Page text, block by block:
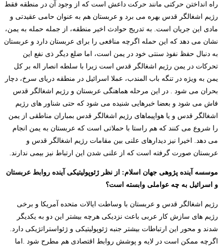
راه انداختن حرکتی مانند حرکت داعش است که از وجود آن در منطقه فقط
رژیم اشغالگر قدس بهره می برد و عربستان هم به عنوان حامی عقیدتی و
مادی این جریان است. به تدریج حوادث اخیر منطقه، از جمله حمله به یمن،
نشان می دهد که این حمله اگرچه منافعی را برای عربستان دارد و عربستان
به دنبال حفظ نفوذ سنتی خود در یمن است، اما ضلع دیگر ذی نفع این
تحرکات در یمن رژیم اشغالگر قدس است زیرا با سلطه انصار اله بر کل
یمن به ویژه در تنگه باب المندب، عملا اسرائیل در منطقه دریای سرخ، دچار
بحران می شود . در این مرحله هماهنگی عربستان و رژیم اشغالگر قدس
فاش می شود و بعضا خبرهایی شنیده می شود که حتی شناور های رژیم
اشغالگر قدس و یا هواپیماهای رژیم اشغالگر قدس بمباران مناطقی از یمن
را شروع می کنند که هم راستا با حملاتی است که عربستان به یمن انجام
می دهد. اخیرا نیز دیدارهای علنی بین مقامات رژیم اشغالگر قدس و
عربستان صورت گرفته است که از علنی شدن این ارتباط نیز بیمی ندارند.
موسسه آینده پژوهی جهان اسلام: از نظر ژئوپولیتیکی آینده روابط عربستان
و اسرائیل به چه عواملی وابسته است؟
رژیم اشغالگر قدس و عربستان با وساطت ایالات متحده آمریکا و برخی
رژیم های سازش کار عربی باعث نزدیکی هرچه بیشتر این دو به یکدیگر
شدند و محور این ارتباطات بیشتر جنبه ژئوپولیتیکی و ژئواستراتژیکی دارد.
اگرچه ممکن است در لایه و پوشش روابط اقتصادی هم مطرح شود .اما